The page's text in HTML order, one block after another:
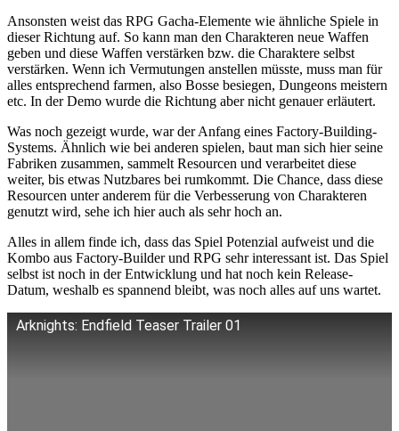
Ansonsten weist das RPG Gacha-Elemente wie ähnliche Spiele in
dieser Richtung auf. So kann man den Charakteren neue Waffen
geben und diese Waffen verstärken bzw. die Charaktere selbst
verstärken. Wenn ich Vermutungen anstellen müsste, muss man für
alles entsprechend farmen, also Bosse besiegen, Dungeons meistern
etc. In der Demo wurde die Richtung aber nicht genauer erläutert.
Was noch gezeigt wurde, war der Anfang eines Factory-Building-
Systems. Ähnlich wie bei anderen spielen, baut man sich hier seine
Fabriken zusammen, sammelt Resourcen und verarbeitet diese
weiter, bis etwas Nutzbares bei rumkommt. Die Chance, dass diese
Resourcen unter anderem für die Verbesserung von Charakteren
genutzt wird, sehe ich hier auch als sehr hoch an.
Alles in allem finde ich, dass das Spiel Potenzial aufweist und die
Kombo aus Factory-Builder und RPG sehr interessant ist. Das Spiel
selbst ist noch in der Entwicklung und hat noch kein Release-
Datum, weshalb es spannend bleibt, was noch alles auf uns wartet.
Arknights: Endfield Teaser Trailer 01